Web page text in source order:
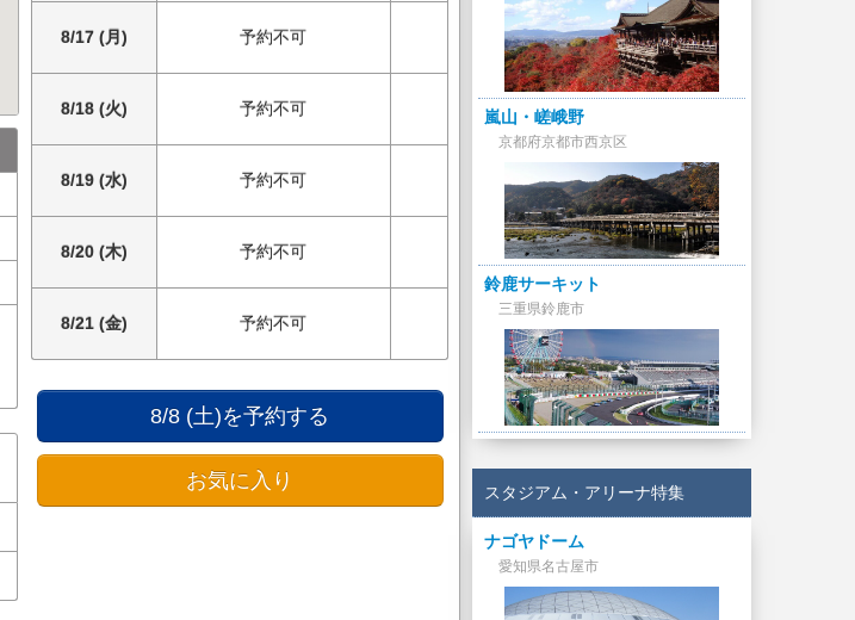
8/17 (月) 予約不可
8/18 (火) 予約不可
8/19 (水) 予約不可
8/20 (木) 予約不可
8/21 (金) 予約不可
8/8 (土)を予約する
お気に入り
嵐山・嵯峨野
京都府京都市西京区
鈴鹿サーキット
三重県鈴鹿市
スタジアム・アリーナ特集
ナゴヤドーム
愛知県名古屋市